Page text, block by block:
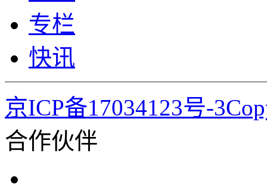
专栏
快讯
京ICP备17034123号-
合作伙伴